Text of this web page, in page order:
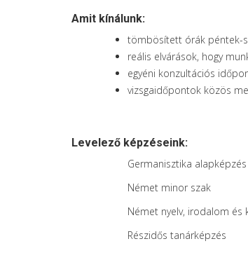
Amit kínálunk:
tömbösített órák péntek-
reális elvárások, hogy
egyéni konzultációs
vizsgaidőpontok közös
Levelező képzéseink:
Germanisztika
Német minor szak
Német nyelv, irodalom és
Részidős tanárképzés